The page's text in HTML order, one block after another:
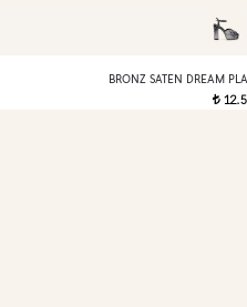
BRONZ SATEN DREAM
t